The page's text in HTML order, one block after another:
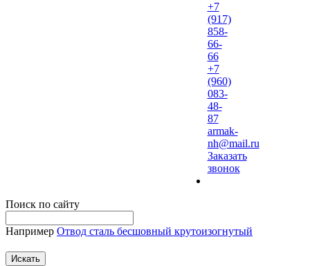
+7
(917)
858-
66-
66
+7
(960)
083-
48-
87
armak-
nh@mail.ru
Заказать
звонок
Поиск по сайту
Например Отвод сталь бесшовный крутоизогнутый
Искать